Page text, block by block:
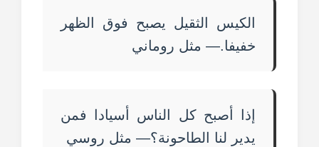
الكيس الثقيل يصبح فوق الظهر
خفيفا.— مثل روماني
إذا أصبح كل الناس أسيادا فمن
يدير لنا الطاحونة؟— مثل روسي